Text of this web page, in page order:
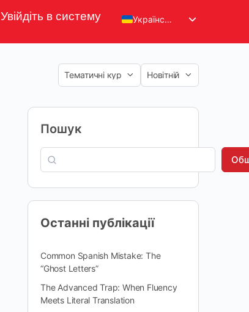
Увійдіть в систему Українська
Пошук
Останні публікації
Common Spanish Mistake: The
“Ghost Letters”
The Advanced Trap: When Fluency
Meets Literal Translation